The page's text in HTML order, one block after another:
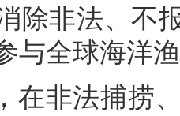
除非法、不
与全球海洋
在非法捕捞